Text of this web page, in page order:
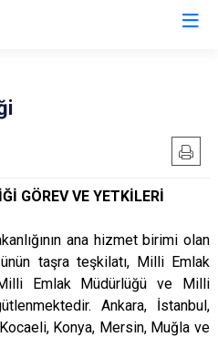
GÖREV VE YETKİLERİ
ana hizmet birimi olan
taşra teşkilatı, Milli Emlak
Milli Emlak Müdürlüğü ve Milli
Ankara, İstanbul,
Konya, Mersin, Muğla ve